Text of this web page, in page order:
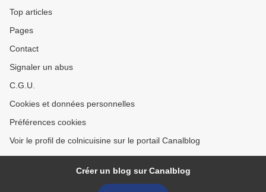
Top articles
Pages
Contact
Signaler un abus
C.G.U.
Cookies et données personnelles
Préférences cookies
Voir le profil de colnicuisine sur le portail Canalblog
Créer un blog sur Canalblog